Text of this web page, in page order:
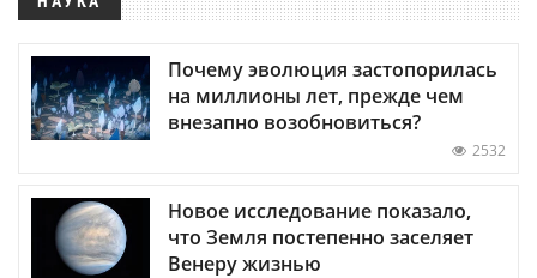
Почему эволюция застопорилась
на миллионы лет, прежде чем
внезапно возобновиться?
2532
Новое исследование показало,
что Земля постепенно заселяет
Венеру жизнью